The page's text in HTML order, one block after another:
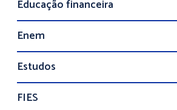
Educação financeira
Enem
Estudos
FIES